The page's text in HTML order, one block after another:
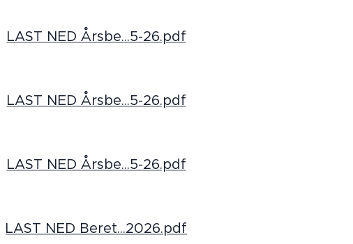
LAST NED Årsbe...5-26.pdf
LAST NED Årsbe...5-26.pdf
LAST NED Årsbe...5-26.pdf
LAST NED Beret...2026.pdf